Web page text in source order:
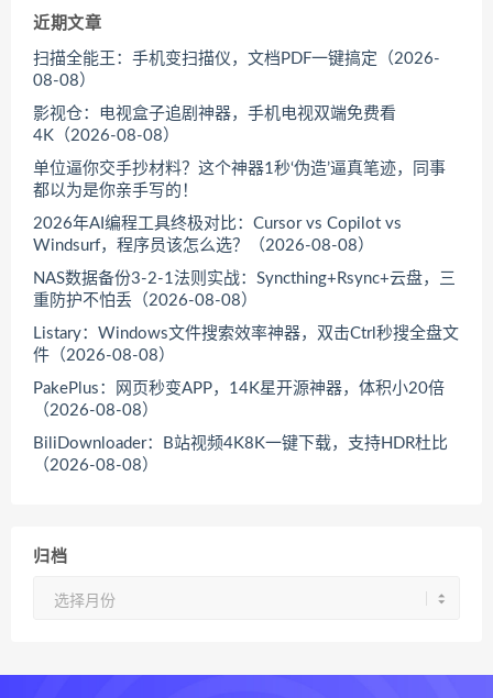
近期文章
扫描全能王：手机变扫描仪，文档PDF一键搞定（2026-
08-08）
影视仓：电视盒子追剧神器，手机电视双端免费看
4K（2026-08-08）
单位逼你交手抄材料？这个神器1秒‘伪造’逼真笔迹，同事
都以为是你亲手写的！
2026年AI编程工具终极对比：Cursor vs Copilot vs
Windsurf，程序员该怎么选？（2026-08-08）
NAS数据备份3-2-1法则实战：Syncthing+Rsync+云盘，三
重防护不怕丢（2026-08-08）
Listary：Windows文件搜索效率神器，双击Ctrl秒搜全盘文
件（2026-08-08）
PakePlus：网页秒变APP，14K星开源神器，体积小20倍
（2026-08-08）
BiliDownloader：B站视频4K8K一键下载，支持HDR杜比
（2026-08-08）
归档